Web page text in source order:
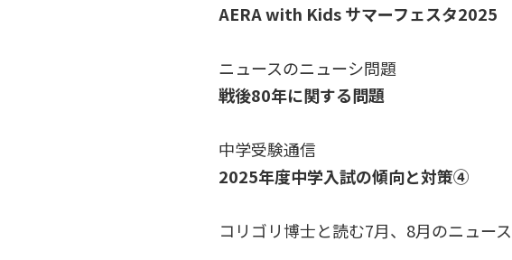
AERA with Kids サマーフェスタ2025
ニュースのニューシ問題
戦後80年に関する問題
中学受験通信
2025年度中学入試の傾向と対策④
コリゴリ博士と読む7月、8月のニュース